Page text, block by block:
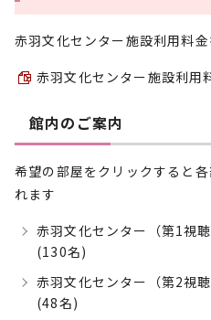
赤羽文化センター施設利用料金
赤羽文化センター施設利用
館内のご案内
希望の部屋をクリックすると
れます
赤羽文化センター（第1視
(130名)
赤羽文化センター（第2視
(48名)